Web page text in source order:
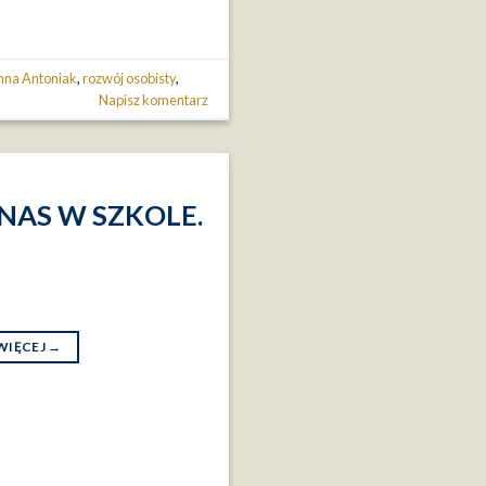
Antoniak,rozwój osobisty,
Napisz komentarz
W SZKOLE.
→